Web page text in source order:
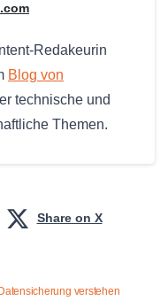
Redakeurin
Blog von
technische und
Themen.
Share on X
verstehen